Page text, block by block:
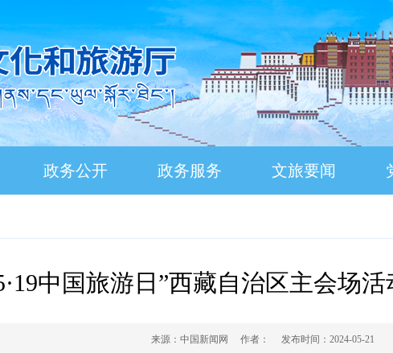
政务公开 政务服务 文旅要闻
中国旅游日”西藏自治区主会场
来源： 中国新闻网 作者： 发布时间： 2024-05-21